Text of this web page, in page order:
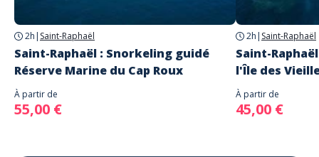
2h | Saint-Raphaël
Saint-Raphaël : Snorkeling guidé
Réserve Marine du Cap Roux
À partir de
55,00 €
2h | Saint-Raphaël
Saint-
l'Île des
À partir de
45,00 €